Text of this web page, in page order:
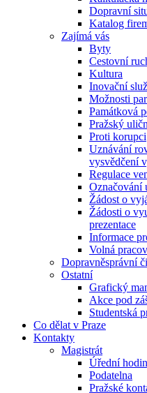
Dopravní
Katalog
Zajímá vás
Byty
Cestovní
Kultura
Inovační
Možnosti
Památková
Pražský
Proti korupci
Uznávání
vysvědčení
Regulace
Označování
Žádost o
Žádosti o
prezentace
Informace
Volná
Dopravněsprávní
Ostatní
Grafický
Akce pod
Studentská
Co dělat v Praze
Kontakty
Magistrát
Úřední
Podatelna
Pražské